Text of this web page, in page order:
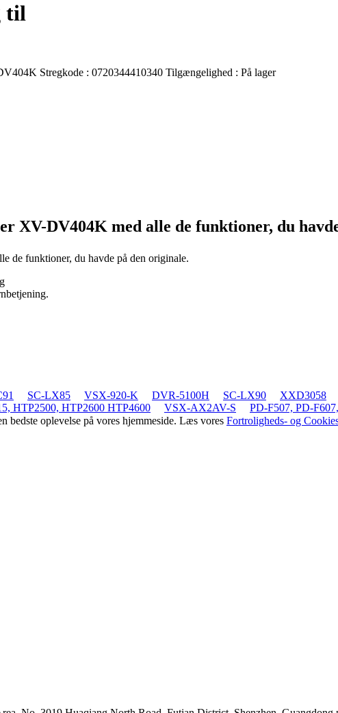
til
Stregkode : 0720344410340 Tilgængelighed : På lager
XV-DV404K med alle de funktioner, du
de funktioner, du havde på den originale.
SC-LX85 VSX-920-K DVR-5100H SC-LX90 XXD3058
HTP2500, HTP2600 HTP4600 VSX-AX2AV-S
PD-F507, PD-
bedste oplevelse på vores hjemmeside. Læs vores Fortroligheds- og